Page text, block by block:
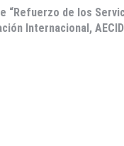
de los
Internacional,